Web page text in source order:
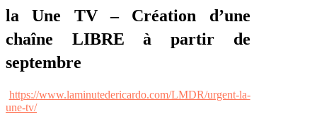
la Une TV – Création d’une
chaîne LIBRE à partir de
septembre
https://www.laminutedericardo.com/LMDR/urgent-la-
une-tv/